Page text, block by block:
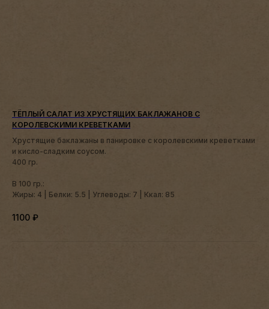
ТЁПЛЫЙ САЛАТ ИЗ ХРУСТЯЩИХ БАКЛАЖАНОВ С
КОРОЛЕВСКИМИ КРЕВЕТКАМИ
Хрустящие баклажаны в панировке с королевскими креветками
и кисло-сладким соусом.
400 гр.
В 100 гр.:
Жиры: 4 | Белки: 5.5 | Углеводы: 7 | Ккал: 85
1100 ₽